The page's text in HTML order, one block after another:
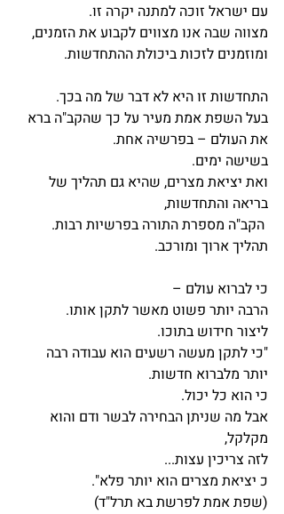
עם ישראל זוכה למתנה יקרה זו.
מצווה שבה אנו מצווים לקבוע את הזמנים,
ומוזמנים לזכות ביכולת ההתחדשות.
התחדשות זו היא לא דבר של מה בכך.
בעל השפת אמת מעיר על כך שהקב"ה ברא
את העולם – בפרשיה אחת.
בשישה ימים.
ואת יציאת מצרים, שהיא גם תהליך של
בריאה והתחדשות,
תהליך ארוך ומורכב.
כי לברוא עולם –
הרבה יותר פשוט מאשר לתקן אותו.
ליצור חידוש בתוכו.
"כי לתקן מעשה רשעים הוא עבודה רבה
יותר מלברוא חדשות.
כי הוא כל יכול.
אבל מה שניתן הבחירה לבשר ודם והוא
מקלקל,
לזה צריכין עצות...
כ יציאת מצרים הוא יותר פלא".
(שפת אמת לפרשת בא תרל"ד)